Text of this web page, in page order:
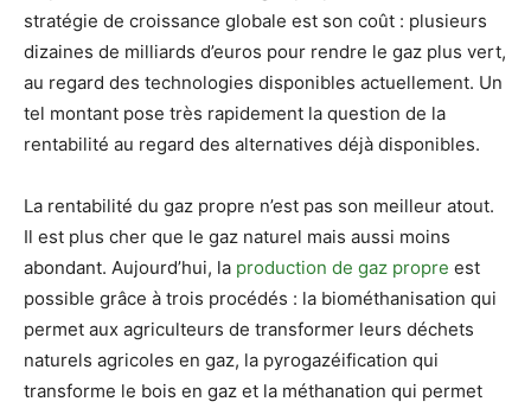
stratégie de croissance globale est son coût : plusieurs
dizaines de milliards d’euros pour rendre le gaz plus vert,
au regard des technologies disponibles actuellement. Un
tel montant pose très rapidement la question de la
rentabilité au regard des alternatives déjà disponibles.
La rentabilité du gaz propre n’est pas son meilleur atout.
Il est plus cher que le gaz naturel mais aussi moins
abondant. Aujourd’hui, la production de gaz propre est
possible grâce à trois procédés : la biométhanisation qui
permet aux agriculteurs de transformer leurs déchets
naturels agricoles en gaz, la pyrogazéification qui
transforme le bois en gaz et la méthanation qui permet